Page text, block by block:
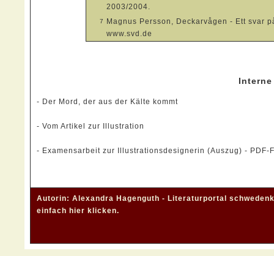
2003/2004.
7
Magnus Persson, Deckarvågen - Ett svar
www.svd.de
- Der Mord, der aus der Kälte kommt
- Vom Artikel zur Illustration
- Examensarbeit zur Illustrationsdesignerin (Auszug) - PDF-
Autorin: Alexandra Hagenguth - Literaturportal
einfach hier klicken.